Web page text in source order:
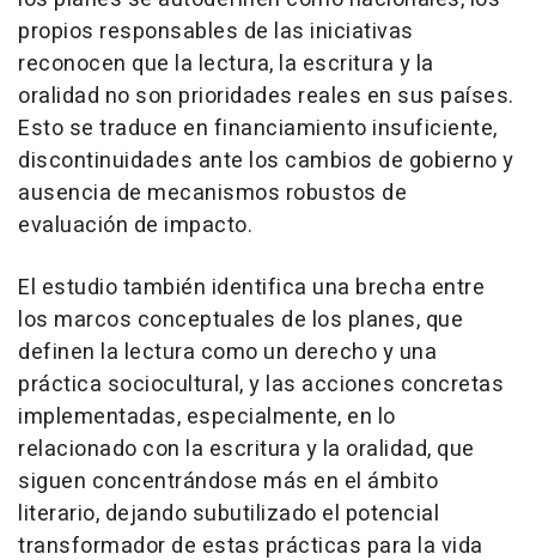
propios responsables de las iniciativas
reconocen que la lectura, la escritura y la
oralidad no son prioridades reales en sus países.
Esto se traduce en financiamiento insuficiente,
discontinuidades ante los cambios de gobierno y
ausencia de mecanismos robustos de
evaluación de impacto.
El estudio también identifica una brecha entre
los marcos conceptuales de los planes, que
definen la lectura como un derecho y una
práctica sociocultural, y las acciones concretas
implementadas, especialmente, en lo
relacionado con la escritura y la oralidad, que
siguen concentrándose más en el ámbito
literario, dejando subutilizado el potencial
transformador de estas prácticas para la vida